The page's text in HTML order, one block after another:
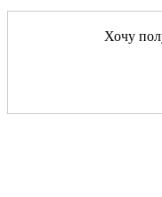
Хочу